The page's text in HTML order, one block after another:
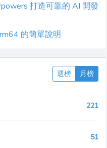
打造可靠的 AI 開發
的簡單說明
週榜 月榜
221
51